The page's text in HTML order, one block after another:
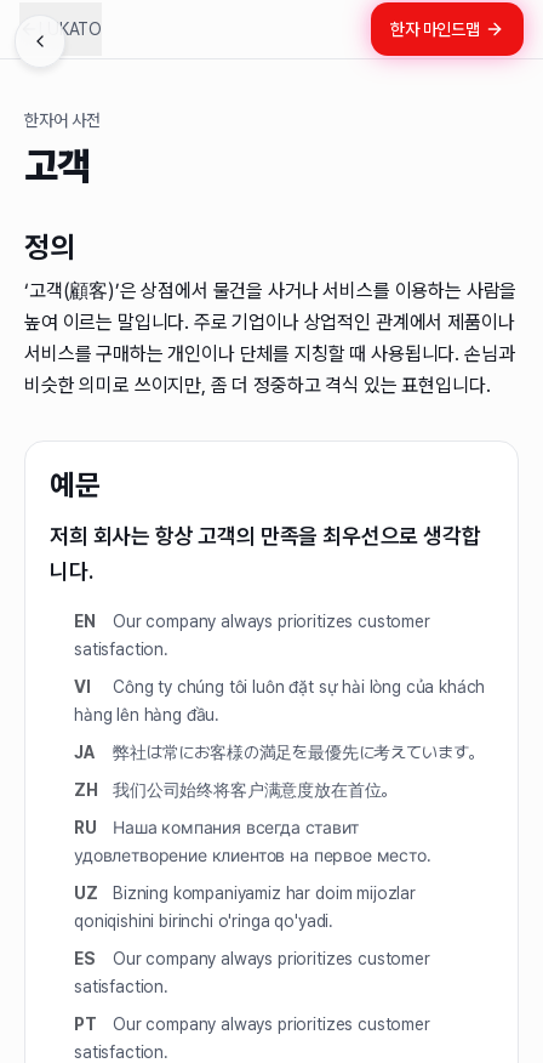
LUKATO 한자 마인드맵
한자어 사전
고객
정의
‘고객(顧客)’은 상점에서 물건을 사거나 서비스를 이용하는 사람을
높여 이르는 말입니다. 주로 기업이나 상업적인 관계에서 제품이나
서비스를 구매하는 개인이나 단체를 지칭할 때 사용됩니다. 손님과
비슷한 의미로 쓰이지만, 좀 더 정중하고 격식 있는 표현입니다.
예문
저희 회사는 항상 고객의 만족을 최우선으로 생각합
니다.
EN
Our company always prioritizes customer
satisfaction.
VI
Công ty chúng tôi luôn đặt sự hài lòng của khách
hàng lên hàng đầu.
JA
弊社は常にお客様の満足を最優先に考えています。
ZH
我们公司始终将客户满意度放在首位。
RU
Наша компания всегда ставит
удовлетворение клиентов на первое место.
UZ
Bizning kompaniyamiz har doim mijozlar
qoniqishini birinchi o'ringa qo'yadi.
ES
Our company always prioritizes customer
satisfaction.
PT
Our company always prioritizes customer
satisfaction.